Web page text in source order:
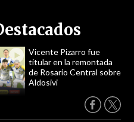
Vicente Pizarro fue
titular en la remontada
de Rosario Central sobre
Aldosivi